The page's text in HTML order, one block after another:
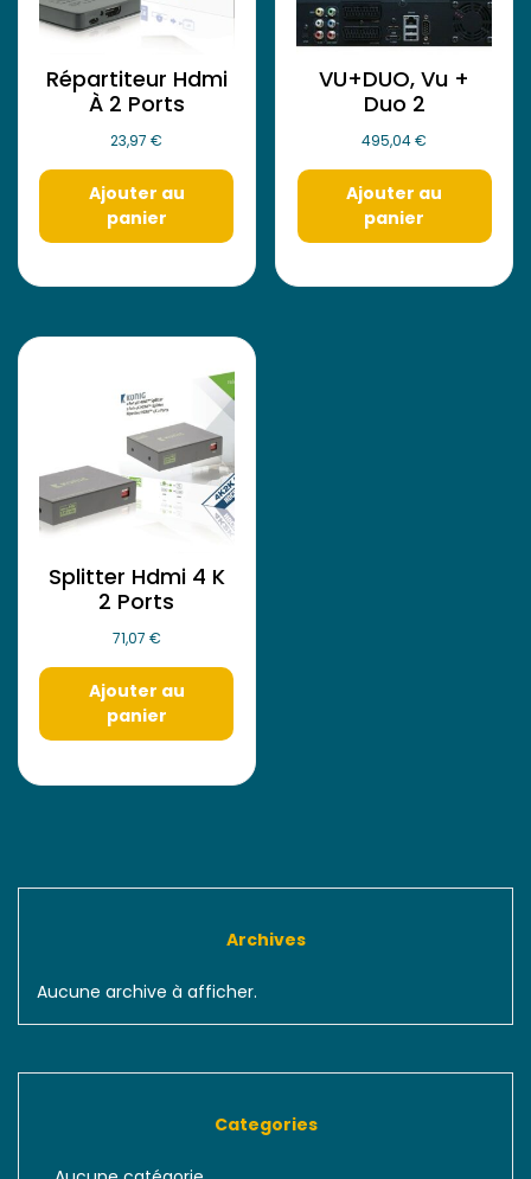
Répartiteur Hdmi
À 2 Ports
23,97€
Ajouter au
panier
VU+DUO, Vu +
Duo 2
495,04€
Ajouter au
panier
Splitter Hdmi 4 K
2 Ports
71,07 €
Ajouter au
panier
Archives
Aucune archive à afficher.
Categories